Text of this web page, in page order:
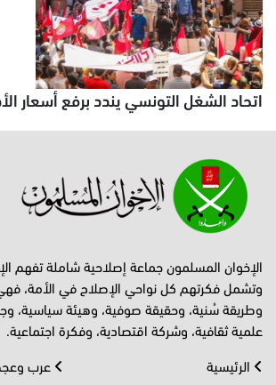
اتحاد الشغل التونسي يندد برفع أسعار
الإخوان المسلمون جماعة إصلاحية شاملة تفهم
وتشمل فكرتهم كل نواحي الإصلاح في الأمة،
وطريقة سُنية، وحقيقة صوفية، وهيئة سياسية،
علمية ثقافية، وشركة اقتصادية، وفكرة اجتماعية.
الرئيسية
عرب